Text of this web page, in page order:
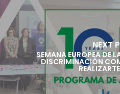
NEXT
SEMANA EUROPEA DE
DISCRIMINACIÓN